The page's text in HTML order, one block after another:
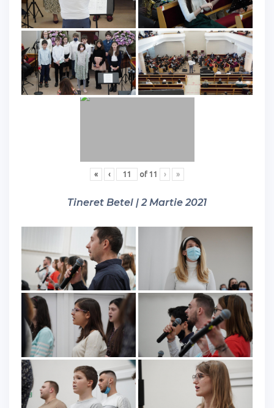
« ‹ of 11 › »
Tineret Betel | 2 Martie 2021